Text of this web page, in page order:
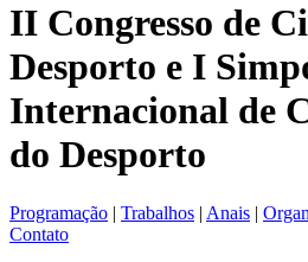
II Congresso de
Desporto e I
Internacional de
do Desporto
Programação | Trabalhos | Anais |
Contato